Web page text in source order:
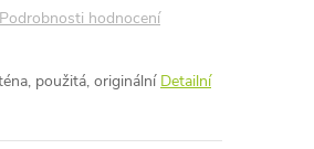
Podrobnosti hodnocení
použitá, originální Detailní